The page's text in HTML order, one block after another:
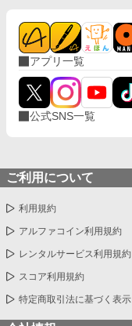
アプリ一覧
公式SNS一覧
ご利用について
利用規約
アルファコイン利用規約
レンタルサービス利用規約
スコア利用規約
特定商取引法に基づく表示